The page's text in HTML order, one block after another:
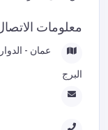
معلومات
عمان -
البرج